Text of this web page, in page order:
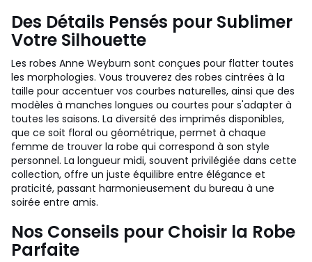
Des Détails Pensés pour Sublimer
Votre Silhouette
Les robes Anne Weyburn sont conçues pour flatter toutes
les morphologies. Vous trouverez des robes cintrées à la
taille pour accentuer vos courbes naturelles, ainsi que des
modèles à manches longues ou courtes pour s'adapter à
toutes les saisons. La diversité des imprimés disponibles,
que ce soit floral ou géométrique, permet à chaque
femme de trouver la robe qui correspond à son style
personnel. La longueur midi, souvent privilégiée dans cette
collection, offre un juste équilibre entre élégance et
praticité, passant harmonieusement du bureau à une
soirée entre amis.
Nos Conseils pour Choisir la Robe
Parfaite